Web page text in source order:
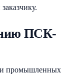
ПСК-
промышленных